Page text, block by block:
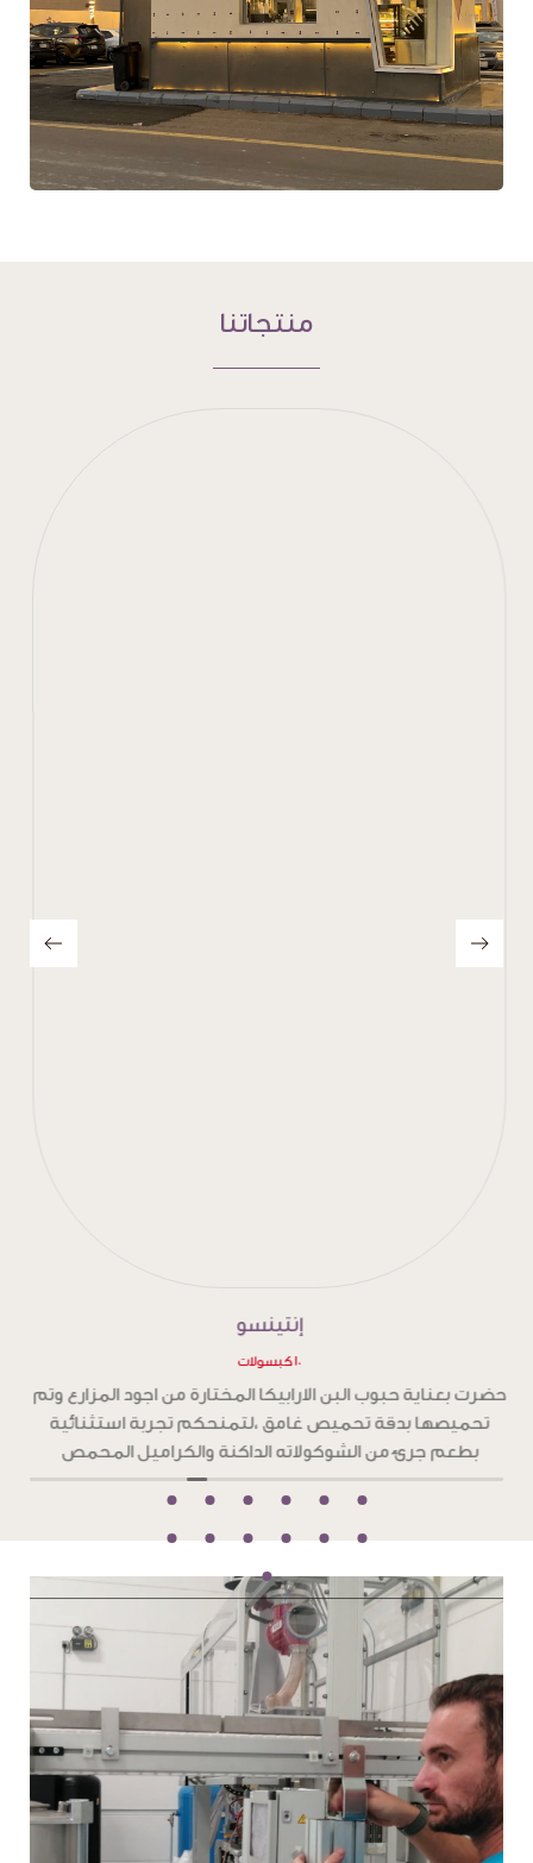
منتجاتنا
إنتينسو
١٠ كبسولات
حضرت بعناية حبوب البن الارابيكا المختارة من اجود المزارع وتم
تحميصها بدقة تحميص غامق ،لتمنحكم تجربة استثنائية
بطعم جرئ من الشوكولاته الداكنة والكراميل المحمص